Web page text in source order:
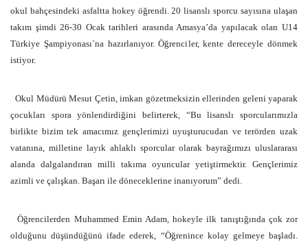
okul bahçesindeki asfaltta hokey öğrendi. 20 lisanslı sporcu sayısına ulaşan
takım şimdi 26-30 Ocak tarihleri arasında Amasya’da yapılacak olan U14
Türkiye Şampiyonası`na hazırlanıyor. Öğrenciler, kente dereceyle dönmek
istiyor.
Okul Müdürü Mesut Çetin, imkan gözetmeksizin ellerinden geleni yaparak
çocukları spora yönlendirdiğini belirterek, “Bu lisanslı sporcularımızla
birlikte bizim tek amacımız gençlerimizi uyuşturucudan ve terörden uzak
vatanına, milletine layık ahlaklı sporcular olarak bayrağımızı uluslararası
alanda dalgalandıran milli takıma oyuncular yetiştirmektir. Gençlerimiz
azimli ve çalışkan. Başarı ile döneceklerine inanıyorum” dedi.
Öğrencilerden Muhammed Emin Adam, hokeyle ilk tanıştığında çok zor
olduğunu düşündüğünü ifade ederek, “Öğrenince kolay gelmeye başladı.